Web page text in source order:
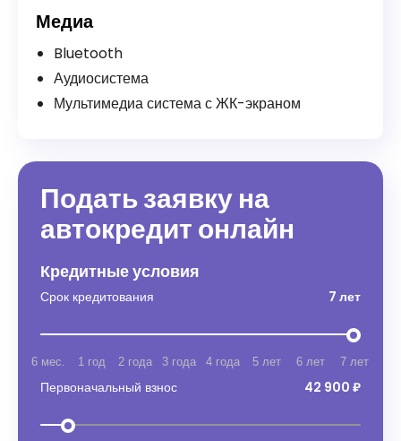
Медиа
Bluetooth
Аудиосистема
Мультимедиа система с ЖК-экраном
Подать заявку на
автокредит онлайн
Кредитные условия
Срок кредитования 7 лет
6 мес. 1 год 2 года 3 года 4 года 5 лет 6 лет 7 лет
Первоначальный взнос 42 900 ₽